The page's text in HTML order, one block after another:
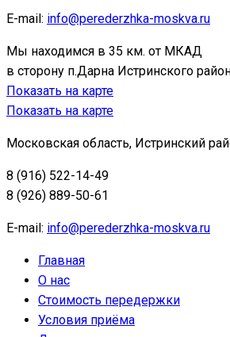
E-mail: info@perederzhka-moskva.ru
Мы находимся в 35 км. от МКАД
в сторону п.Дарна Истринского
Показать на карте
Показать на карте
Московская область, Истринский
8 (916) 522-14-49
8 (926) 889-50-61
E-mail: info@perederzhka-moskva.ru
Главная
О нас
Стоимость передержки
Условия приёма